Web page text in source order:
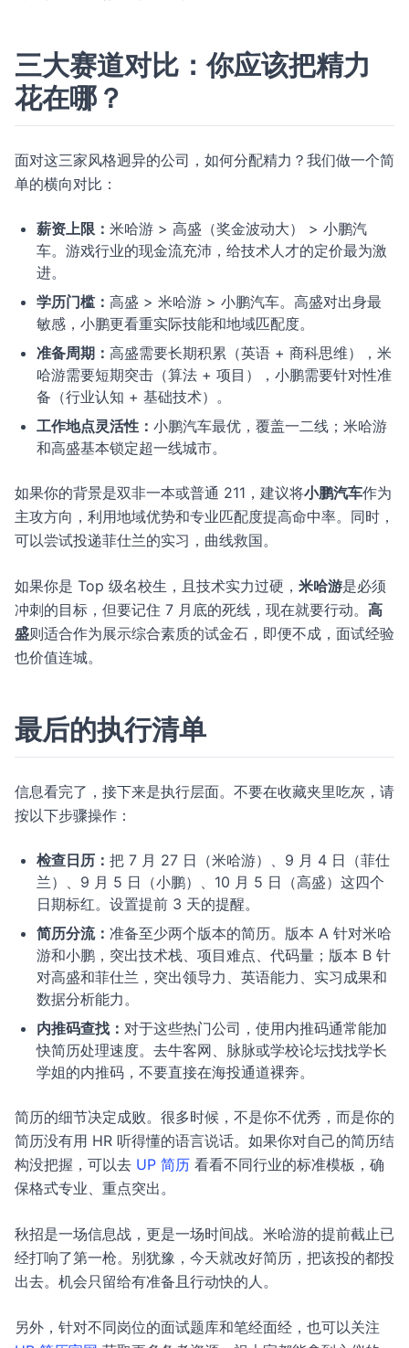
三大赛道对比：你应该把精力
花在哪？
面对这三家风格迥异的公司，如何分配精力？我们做一个简
单的横向对比：
薪资上限： 米哈游 > 高盛（奖金波动大） > 小鹏汽
车。游戏行业的现金流充沛，给技术人才的定价最为激
进。
学历门槛： 高盛 > 米哈游 > 小鹏汽车。高盛对出身最
敏感，小鹏更看重实际技能和地域匹配度。
准备周期： 高盛需要长期积累（英语 + 商科思维），米
哈游需要短期突击（算法 + 项目），小鹏需要针对性准
备（行业认知 + 基础技术）。
工作地点灵活性： 小鹏汽车最优，覆盖一二线；米哈游
和高盛基本锁定超一线城市。
如果你的背景是双非一本或普通 211，建议将小鹏汽车作为
主攻方向，利用地域优势和专业匹配度提高命中率。同时，
可以尝试投递菲仕兰的实习，曲线救国。
如果你是 Top 级名校生，且技术实力过硬， 米哈游是必须
冲刺的目标，但要记住 7 月底的死线，现在就要行动。 高
盛则适合作为展示综合素质的试金石，即便不成，面试经验
也价值连城。
最后的执行清单
信息看完了，接下来是执行层面。不要在收藏夹里吃灰，请
按以下步骤操作：
检查日历： 把 7 月 27 日（米哈游）、9 月 4 日（菲仕
兰）、9 月 5 日（小鹏）、10 月 5 日（高盛）这四个
日期标红。设置提前 3 天的提醒。
简历分流： 准备至少两个版本的简历。版本 A 针对米哈
游和小鹏，突出技术栈、项目难点、代码量；版本 B 针
对高盛和菲仕兰，突出领导力、英语能力、实习成果和
数据分析能力。
内推码查找： 对于这些热门公司，使用内推码通常能加
快简历处理速度。去牛客网、脉脉或学校论坛找找学长
学姐的内推码，不要直接在海投通道裸奔。
简历的细节决定成败。很多时候，不是你不优秀，而是你的
简历没有用 HR 听得懂的语言说话。如果你对自己的简历结
构没把握，可以去 UP 简历 看看不同行业的标准模板，确
保格式专业、重点突出。
秋招是一场信息战，更是一场时间战。米哈游的提前截止已
经打响了第一枪。别犹豫，今天就改好简历，把该投的都投
出去。机会只留给有准备且行动快的人。
另外，针对不同岗位的面试题库和笔经面经，也可以关注